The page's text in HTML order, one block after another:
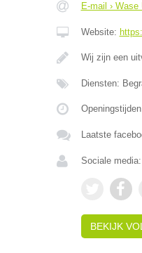
E-mail ›
Website:
Wij zijn een
Diensten:
Openingstijden
Laatste
Sociale media:
BEKIJK